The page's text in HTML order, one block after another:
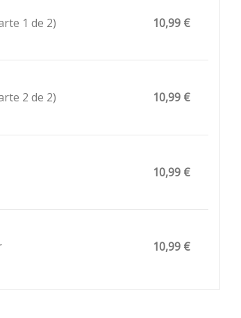
1 de 2) 10,99 €
2 de 2) 10,99 €
10,99 €
10,99 €